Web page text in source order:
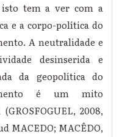
isto tem a ver com a
e a corpo-política do
A neutralidade e
desinserida e
da geopolítica do
é um mito
2008,
MACEDO; MACÊDO,